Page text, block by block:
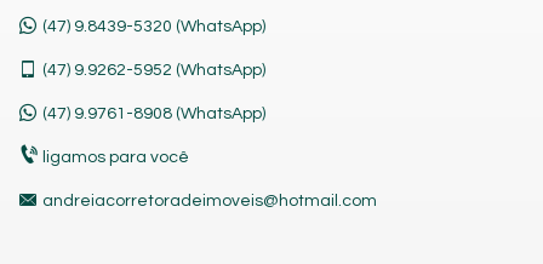
(47) 9.8439-5320 (WhatsApp)
(47) 9.9262-5952 (WhatsApp)
(47) 9.9761-8908 (WhatsApp)
ligamos para você
andreiacorretoradeimoveis@hotmail.com